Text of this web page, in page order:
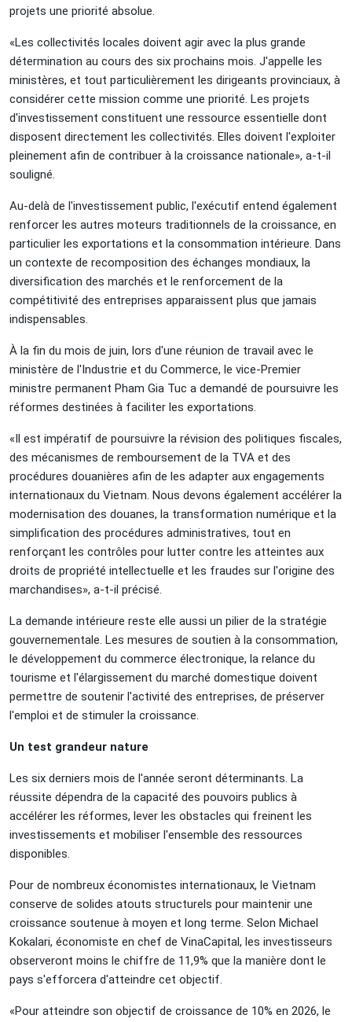
projets une priorité absolue.
«Les collectivités locales doivent agir avec la plus grande
détermination au cours des six prochains mois. J'appelle les
ministères, et tout particulièrement les dirigeants provinciaux, à
considérer cette mission comme une priorité. Les projets
d'investissement constituent une ressource essentielle dont
disposent directement les collectivités. Elles doivent l'exploiter
pleinement afin de contribuer à la croissance nationale», a-t-il
souligné.
Au-delà de l'investissement public, l'exécutif entend également
renforcer les autres moteurs traditionnels de la croissance, en
particulier les exportations et la consommation intérieure. Dans
un contexte de recomposition des échanges mondiaux, la
diversification des marchés et le renforcement de la
compétitivité des entreprises apparaissent plus que jamais
indispensables.
À la fin du mois de juin, lors d'une réunion de travail avec le
ministère de l'Industrie et du Commerce, le vice-Premier
ministre permanent Pham Gia Tuc a demandé de poursuivre les
réformes destinées à faciliter les exportations.
«Il est impératif de poursuivre la révision des politiques fiscales,
des mécanismes de remboursement de la TVA et des
procédures douanières afin de les adapter aux engagements
internationaux du Vietnam. Nous devons également accélérer la
modernisation des douanes, la transformation numérique et la
simplification des procédures administratives, tout en
renforçant les contrôles pour lutter contre les atteintes aux
droits de propriété intellectuelle et les fraudes sur l'origine des
marchandises», a-t-il précisé.
La demande intérieure reste elle aussi un pilier de la stratégie
gouvernementale. Les mesures de soutien à la consommation,
le développement du commerce électronique, la relance du
tourisme et l'élargissement du marché domestique doivent
permettre de soutenir l'activité des entreprises, de préserver
l'emploi et de stimuler la croissance.
Un test grandeur nature
Les six derniers mois de l'année seront déterminants. La
réussite dépendra de la capacité des pouvoirs publics à
accélérer les réformes, lever les obstacles qui freinent les
investissements et mobiliser l'ensemble des ressources
disponibles.
Pour de nombreux économistes internationaux, le Vietnam
conserve de solides atouts structurels pour maintenir une
croissance soutenue à moyen et long terme. Selon Michael
Kokalari, économiste en chef de VinaCapital, les investisseurs
observeront moins le chiffre de 11,9% que la manière dont le
pays s'efforcera d'atteindre cet objectif.
«Pour atteindre son objectif de croissance de 10% en 2026, le